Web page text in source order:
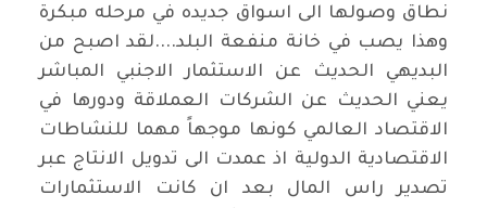
نطاق وصولها الى اسواق جديده في مرحله مبكرة
وهذا يصب في خانة منفعة البلد....لقد اصبح من
البديهي الحديث عن الاستثمار الاجنبي المباشر
يعني الحديث عن الشركات العملاقة ودورها في
الاقتصاد العالمي كونها موجهاً مهما للنشاطات
الاقتصادية الدولية اذ عمدت الى تدويل الانتاج عبر
تصدير راس المال بعد ان كانت الاستثمارات